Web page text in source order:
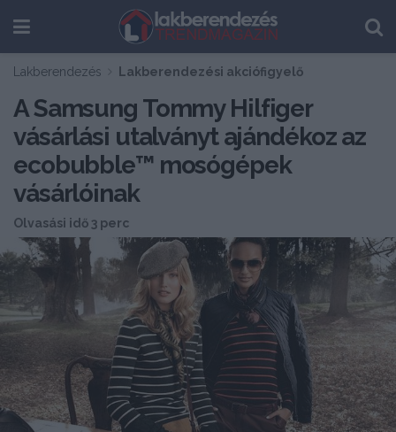
Lakberendezés Lakberendezési akciófigyelő
A Samsung Tommy Hilfiger
vásárlási utalványt ajándékoz az
ecobubble™ mosógépek
vásárlóinak
Olvasási idő 3 perc